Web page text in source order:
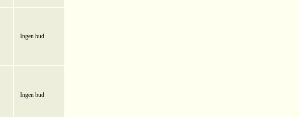
Ingen bud
Ingen bud